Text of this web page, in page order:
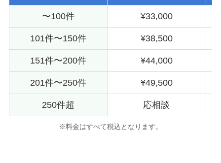
〜100件 ¥33,000
101件〜150件 ¥38,500
151件〜200件 ¥44,000
201件〜250件 ¥49,500
250件超 応相談
※料金はすべて税込となります。